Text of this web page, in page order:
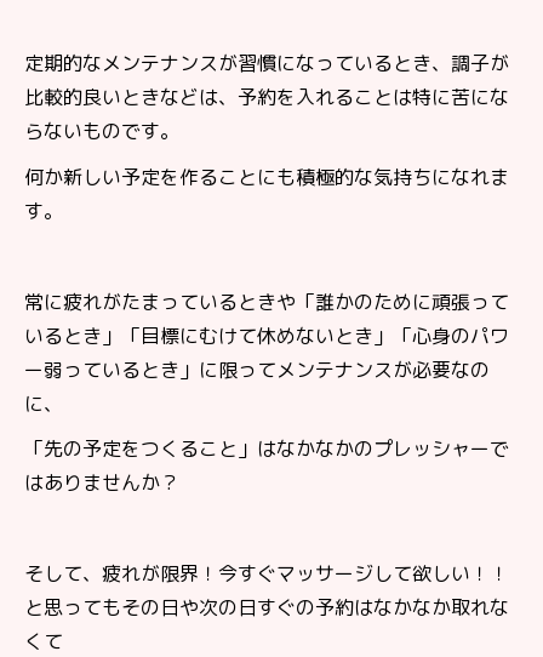
定期的なメンテナンスが習慣になっているとき、調子が
比較的良いときなどは、予約を入れることは特に苦にな
らないものです。
何か新しい予定を作ることにも積極的な気持ちになれま
す。
常に疲れがたまっているときや「誰かのために頑張って
いるとき」「目標にむけて休めないとき」「心身のパワ
ー弱っているとき」に限ってメンテナンスが必要なの
に、
「先の予定をつくること」はなかなかのプレッシャーで
はありませんか？
そして、疲れが限界！今すぐマッサージして欲しい！！
と思ってもその日や次の日すぐの予約はなかなか取れな
くて